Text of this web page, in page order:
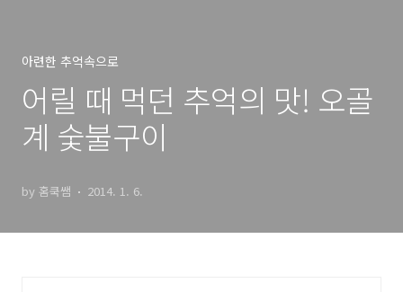
아련한 추억속으로
어릴 때 먹던 추억의 맛! 오골
계 숯불구이
by 홈쿡쌤 2014. 1. 6.